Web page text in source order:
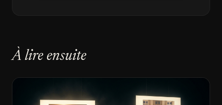
À lire ensuite